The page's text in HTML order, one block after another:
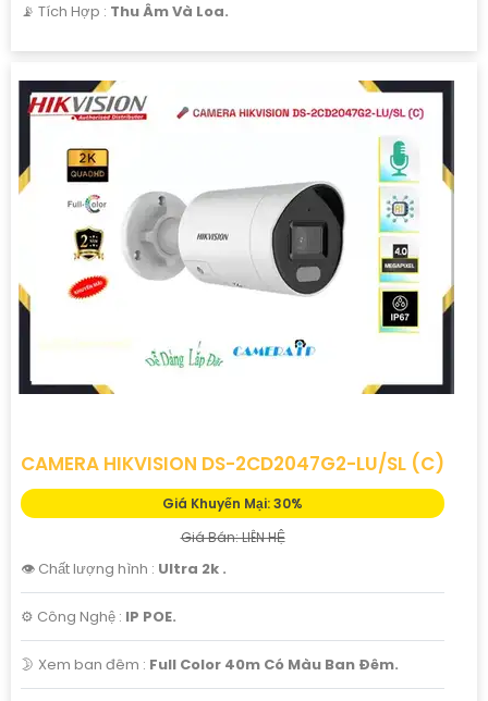
️📡 Tích Hợp : Thu Âm Và Loa.
CAMERA HIKVISION DS-2CD2047G2-LU/SL (C)
Giá Khuyến Mại: 30%
Giá Bán: LIÊN HỆ
👁 Chất lượng hình : Ultra 2k .
⚙ Công Nghệ : IP POE.
🌛 Xem ban đêm : Full Color 40m Có Màu Ban Ðêm.